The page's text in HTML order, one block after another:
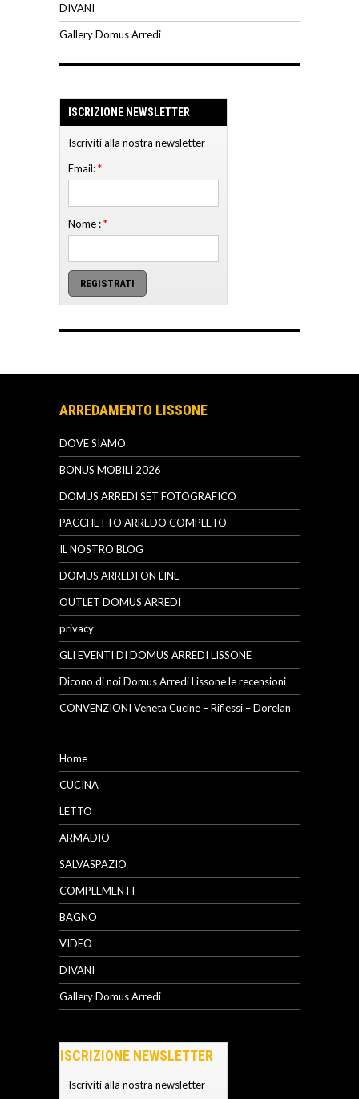
DIVANI
Gallery Domus Arredi
ISCRIZIONE NEWSLETTER
Iscriviti alla nostra newsletter
Email:*
Nome :*
ARREDAMENTO LISSONE
DOVE SIAMO
BONUS MOBILI 2026
DOMUS ARREDI SET FOTOGRAFICO
PACCHETTO ARREDO COMPLETO
IL NOSTRO BLOG
DOMUS ARREDI ON LINE
OUTLET DOMUS ARREDI
privacy
GLI EVENTI DI DOMUS ARREDI LISSONE
Dicono di noi Domus Arredi Lissone le recensioni
CONVENZIONI Veneta Cucine – Riflessi – Dorelan
Home
CUCINA
LETTO
ARMADIO
SALVASPAZIO
COMPLEMENTI
BAGNO
VIDEO
DIVANI
Gallery Domus Arredi
ISCRIZIONE NEWSLETTER
Iscriviti alla nostra newsletter